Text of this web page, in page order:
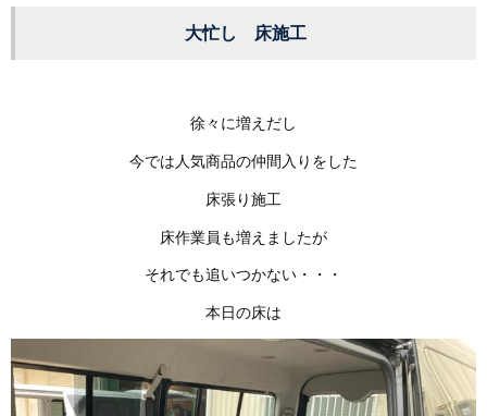
大忙し 床施工
徐々に増えだし
今では人気商品の仲間入りをした
床張り施工
床作業員も増えましたが
それでも追いつかない・・・
本日の床は